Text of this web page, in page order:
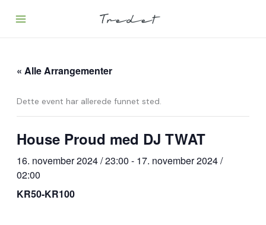
« Alle Arrangementer
Dette event har allerede funnet sted.
House Proud med DJ TWAT
16. november 2024 / 23:00 - 17. november 2024 /
02:00
KR50-KR100